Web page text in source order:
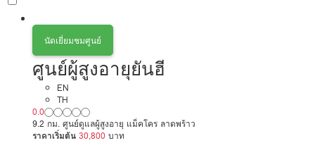
นัดเยี่ยมชมศูนย์
ศูนย์ผู้สูงอายุยันฮี
EN
TH
0.0
9.2 กม. ศูนย์ดูแลผู้สูงอายุ แม็คโคร ลาดพร้าว
ราคาเริ่มต้น 30,800 บาท